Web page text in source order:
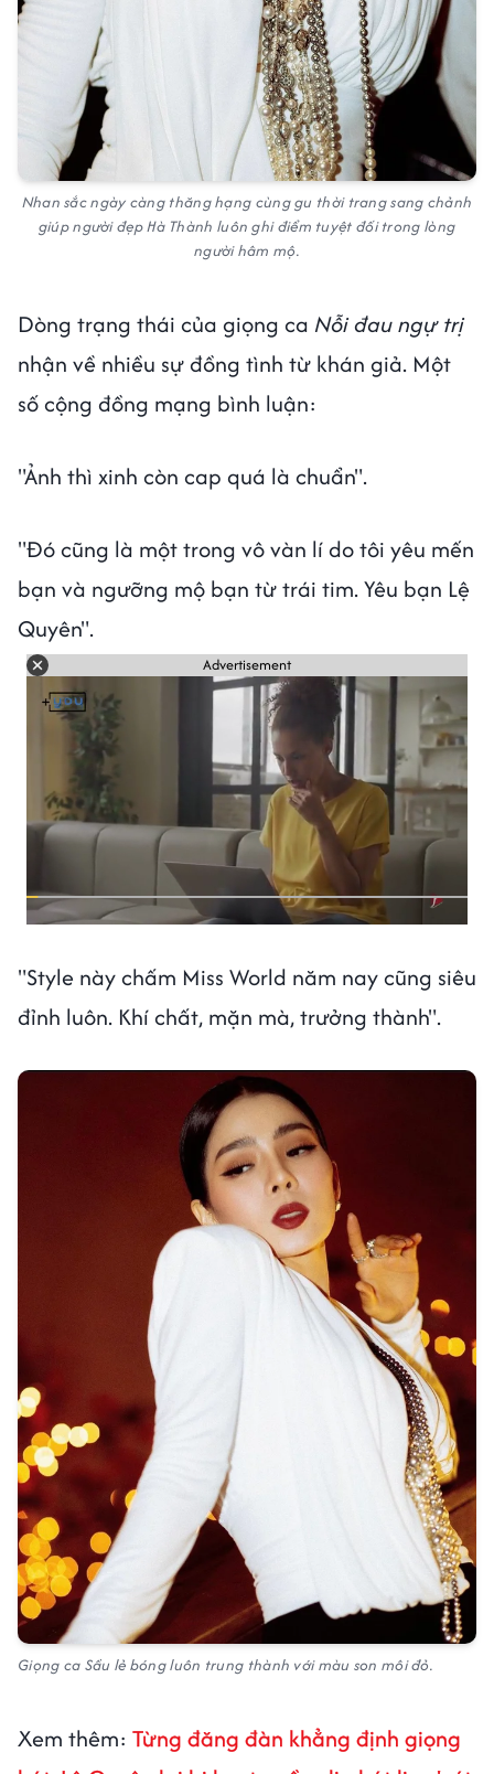
Nhan sắc ngày càng thăng hạng cùng gu thời trang sang chảnh
giúp người đẹp Hà Thành luôn ghi điểm tuyệt đối trong lòng
người hâm mộ.
Dòng trạng thái của giọng ca Nỗi đau ngự trị
nhận về nhiều sự đồng tình từ khán giả. Một
số cộng đồng mạng bình luận:
"Ảnh thì xinh còn cap quá là chuẩn".
"Đó cũng là một trong vô vàn lí do tôi yêu mến
bạn và ngưỡng mộ bạn từ trái tim. Yêu bạn Lệ
Quyên".
Advertisement
"Style này chấm Miss World năm nay cũng siêu
đỉnh luôn. Khí chất, mặn mà, trưởng thành".
Giọng ca Sầu lẻ bóng luôn trung thành với màu son môi đỏ.
Xem thêm: Từng đăng đàn khẳng định giọng